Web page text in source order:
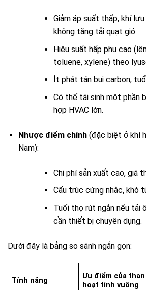
Giảm áp suất thấp, khí
không tăng tải quạt gió.
Hiệu suất hấp phụ cao
toluene, xylene) theo
Ít phát tán bụi carbon,
Có thể tái sinh một phần
hợp HVAC lớn.
Nhược điểm chính(đặc biệt ở khí
Nam):
Chi phí sản xuất cao, giá
Cấu trúc cứng nhắc, khó
Tuổi thọ rút ngắn nếu tải
cần thiết bị chuyên dụng.
Dưới đây là bảng so sánh ngắn gọn:
Tính năng
Ưu điểm của than
hoạt tính vuông